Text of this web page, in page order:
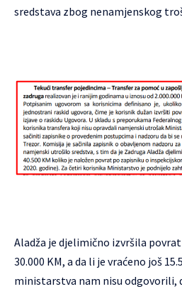
sredstava zbog nenamjenskog
Aladža je djelimično izvršila
30.000 KM, a da li je vraćeno još
ministarstva nam nisu odgovorili,